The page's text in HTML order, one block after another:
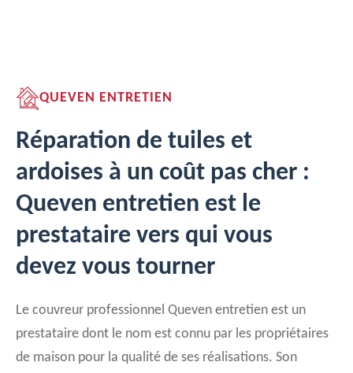
QUEVEN ENTRETIEN
Réparation de tuiles et
ardoises à un coût pas cher :
Queven entretien est le
prestataire vers qui vous
devez vous tourner
Le couvreur professionnel Queven entretien est un
prestataire dont le nom est connu par les propriétaires
de maison pour la qualité de ses réalisations. Son